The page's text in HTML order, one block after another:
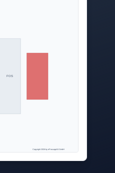
FOS
Copyright 2026 by ePassage24 GmbH